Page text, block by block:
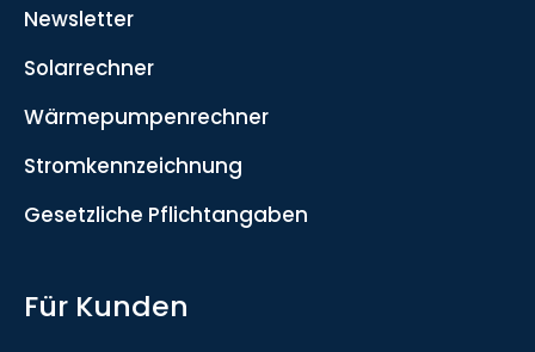
Newsletter
Solarrechner
Wärmepumpenrechner
Stromkennzeichnung
Gesetzliche Pflichtangaben
Für Kunden